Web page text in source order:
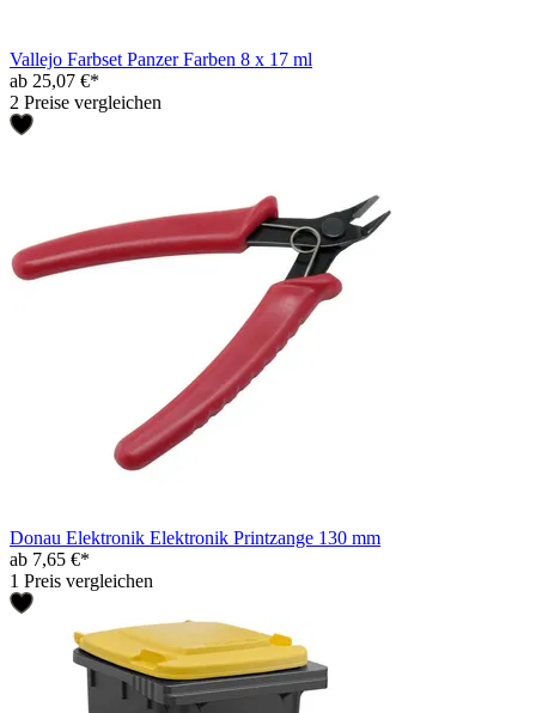
Vallejo Farbset Panzer Farben 8 x 17 ml
ab 25,07 €*
2 Preise vergleichen
Donau Elektronik Elektronik Printzange 130 mm
ab 7,65 €*
1 Preis vergleichen